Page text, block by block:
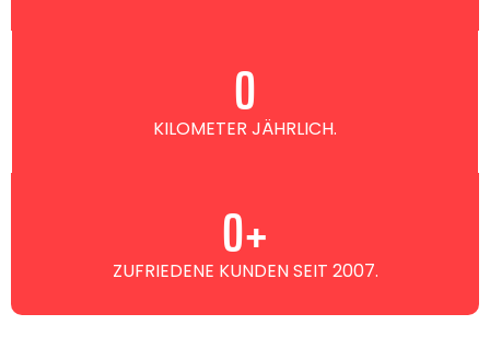
KILOMETER JÄHRLICH.
0
ZUFRIEDENE KUNDEN SEIT 2007.
0+